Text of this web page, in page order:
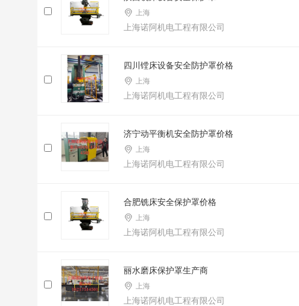
上海
上海诺阿机电工程有限公司
四川镗床设备安全防护罩价格
上海
上海诺阿机电工程有限公司
济宁动平衡机安全防护罩价格
上海
上海诺阿机电工程有限公司
合肥铣床安全保护罩价格
上海
上海诺阿机电工程有限公司
丽水磨床保护罩生产商
上海
上海诺阿机电工程有限公司